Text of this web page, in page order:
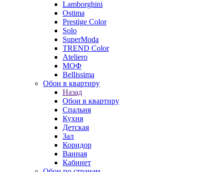
Lamborghini
Ostima
Prestige Color
Solo
SuperModa
TREND Color
Ateliero
МОФ
Bellissima
Обои в квартиру
Назад
Обои в квартиру
Спальня
Кухня
Детская
Зал
Коридор
Ванная
Кабинет